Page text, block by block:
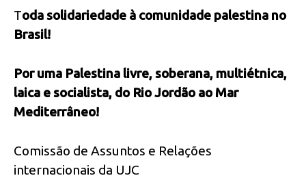
Toda solidariedade à comunidade palestina no
Brasil!
Por uma Palestina livre, soberana, multiétnica,
laica e socialista, do Rio Jordão ao Mar
Mediterrâneo!
Comissão de Assuntos e Relações
internacionais da UJC